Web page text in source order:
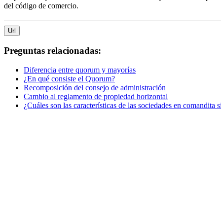
del código de comercio.
Url
Preguntas relacionadas:
Diferencia entre quorum y mayorías
¿En qué consiste el Quorum?
Recomposición del consejo de administración
Cambio al reglamento de propiedad horizontal
¿Cuáles son las características de las sociedades en comandita